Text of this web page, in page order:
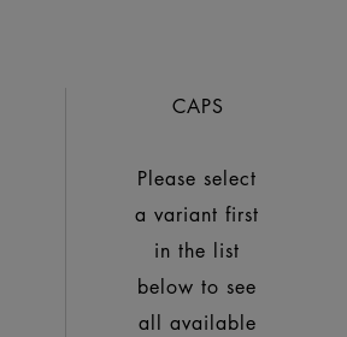
CAPS
Please select
a variant first
in the list
below to see
all available